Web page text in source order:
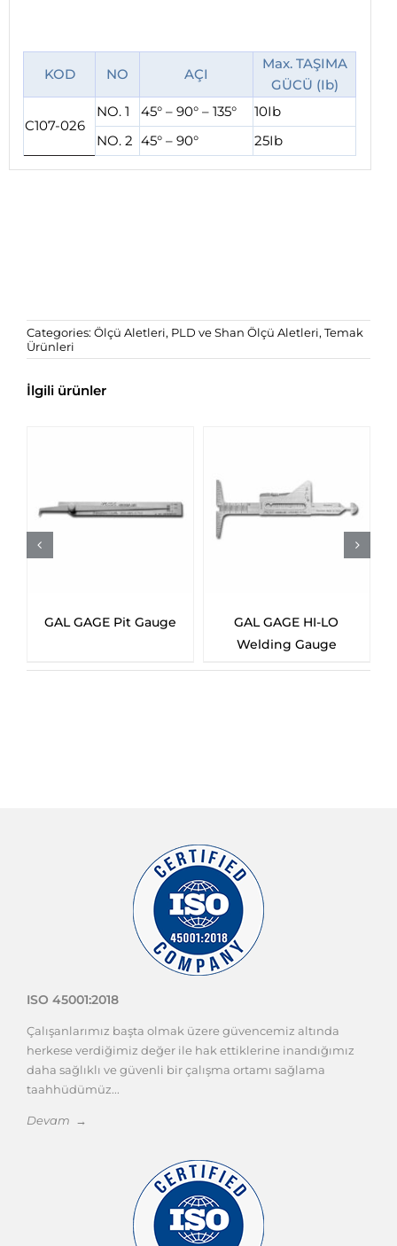
KOD NO AÇI
Max. TAŞIMA
GÜCÜ (Ib)
C107-026
NO. 1 45° – 90° – 135°
10Ib
NO. 2 45° – 90° 25Ib
Categories: Ölçü Aletleri, PLD ve Shan Ölçü Aletleri, Temak
Ürünleri
İlgili ürünler
GAL GAGE Pit Gauge
GAL GAGE HI-LO
Welding Gauge
ISO 45001:2018
Çalışanlarımız başta olmak üzere güvencemiz altında
herkese verdiğimiz değer ile hak ettiklerine inandığımız
daha sağlıklı ve güvenli bir çalışma ortamı sağlama
taahhüdümüz...
Devam →